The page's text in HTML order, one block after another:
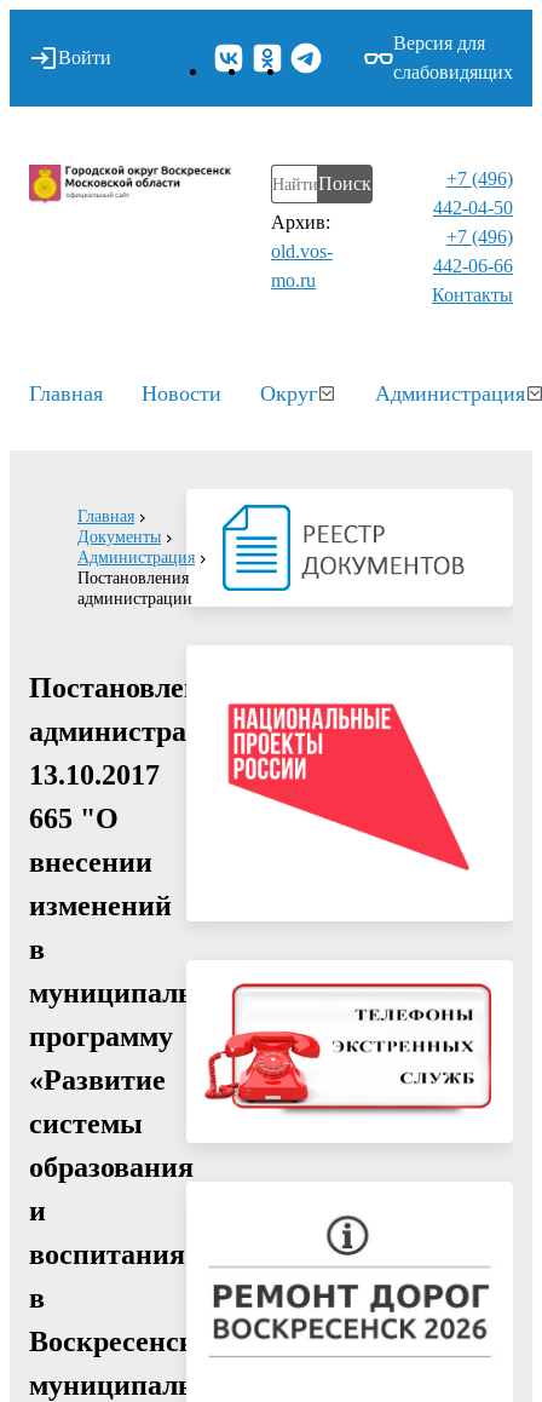
Войти
Версия для
слабовидящих
Поиск
Архив:
old.vos-
mo.ru
+7 (496)
442-04-50
+7 (496)
442-06-66
Контакты⁠
Главная Новости Округ Администрация
Главная
Документы
Администрация
Постановления
администрации
Постановление
администрации
13.10.2017
665 "О
внесении
изменений
в
муниципальную
программу
«Развитие
системы
образования
и
воспитания
в
Воскресенском
муниципальном